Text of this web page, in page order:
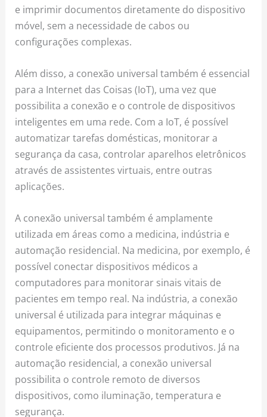
e imprimir documentos diretamente do dispositivo
móvel, sem a necessidade de cabos ou
configurações complexas.
Além disso, a conexão universal também é essencial
para a Internet das Coisas (IoT), uma vez que
possibilita a conexão e o controle de dispositivos
inteligentes em uma rede. Com a IoT, é possível
automatizar tarefas domésticas, monitorar a
segurança da casa, controlar aparelhos eletrônicos
através de assistentes virtuais, entre outras
aplicações.
A conexão universal também é amplamente
utilizada em áreas como a medicina, indústria e
automação residencial. Na medicina, por exemplo, é
possível conectar dispositivos médicos a
computadores para monitorar sinais vitais de
pacientes em tempo real. Na indústria, a conexão
universal é utilizada para integrar máquinas e
equipamentos, permitindo o monitoramento e o
controle eficiente dos processos produtivos. Já na
automação residencial, a conexão universal
possibilita o controle remoto de diversos
dispositivos, como iluminação, temperatura e
segurança.